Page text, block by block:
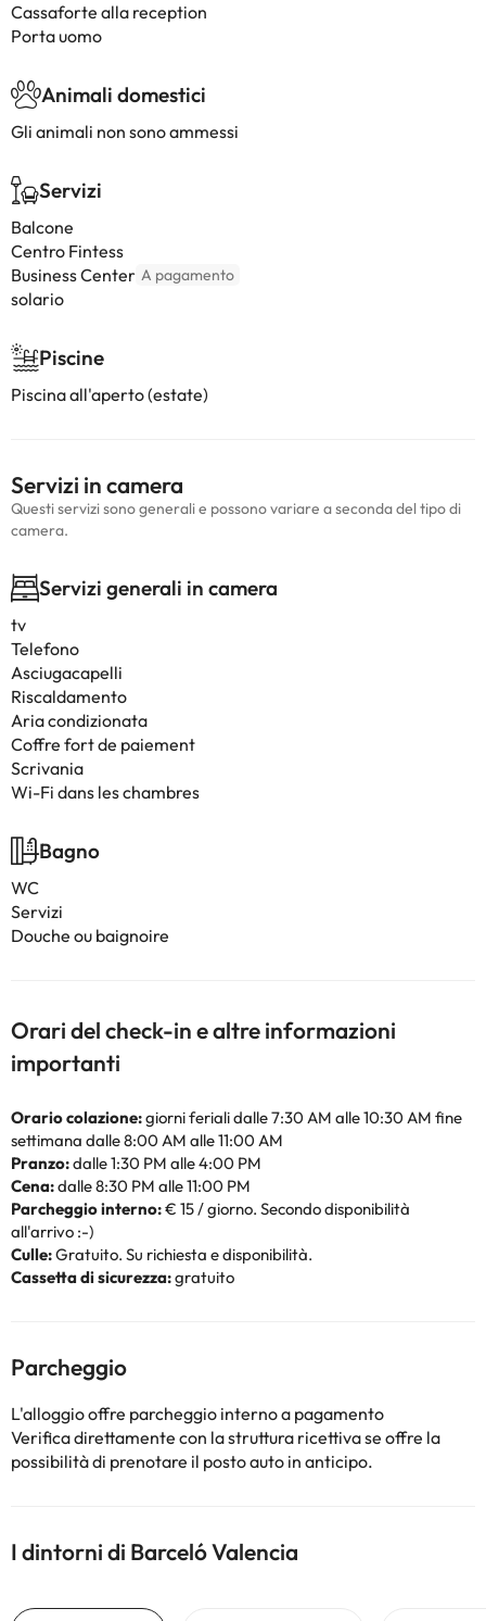
Cassaforte alla reception
Porta uomo
Animali domestici
Gli animali non sono ammessi
Servizi
Balcone
Centro Fintess
Business Center A pagamento
solario
Piscine
Piscina all'aperto (estate)
Servizi in camera
Questi servizi sono generali e possono variare a seconda del tipo di
camera.
Servizi generali in camera
tv
Telefono
Asciugacapelli
Riscaldamento
Aria condizionata
Coffre fort de paiement
Scrivania
Wi-Fi dans les chambres
Bagno
WC
Servizi
Douche ou baignoire
Orari del check-in e altre informazioni
importanti
Orario colazione:giorni feriali dalle 7:30 AM alle 10:30 AM fine
settimana dalle 8:00 AM alle 11:00 AM
Pranzo:dalle 1:30 PM alle 4:00 PM
Cena:dalle 8:30 PM alle 11:00 PM
Parcheggio interno:€ 15 / giorno. Secondo disponibilità
all'arrivo :-)
Culle:Gratuito. Su richiesta e disponibilità.
Cassetta di sicurezza:gratuito
Parcheggio
L'alloggio offre parcheggio interno a pagamento
Verifica direttamente con la struttura ricettiva se offre la
possibilità di prenotare il posto auto in anticipo.
I dintorni di Barceló Valencia